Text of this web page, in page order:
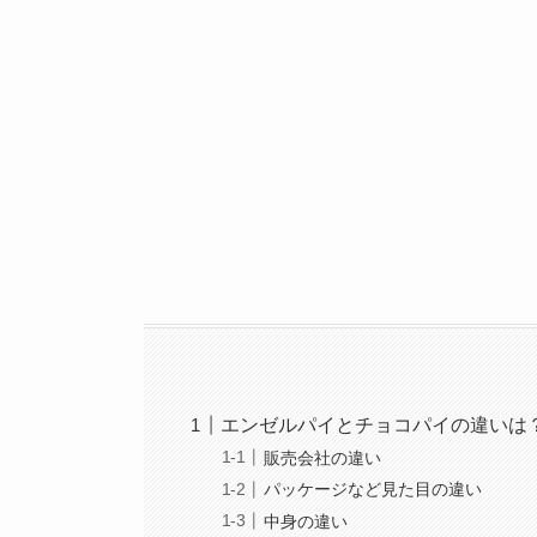
エンゼルパイとチョコパイの違いは
販売会社の違い
パッケージなど見た目の違い
中身の違い